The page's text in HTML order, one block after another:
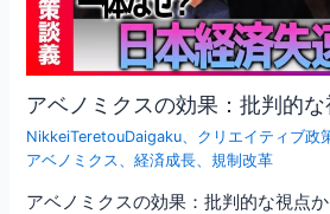
アベノミクスの効果：批判的な
NikkeiTeretouDaigaku クリエイティブ政
アベノミクス
、経済成長 、規制改革
アベノミクスの効果：批判的な視点